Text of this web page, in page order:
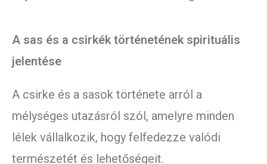
A sas és a csirkék történetének spirituális
jelentése
A csirke és a sasok története arról a
mélységes utazásról szól, amelyre minden
lélek vállalkozik, hogy felfedezze valódi
természetét és lehetőségeit.